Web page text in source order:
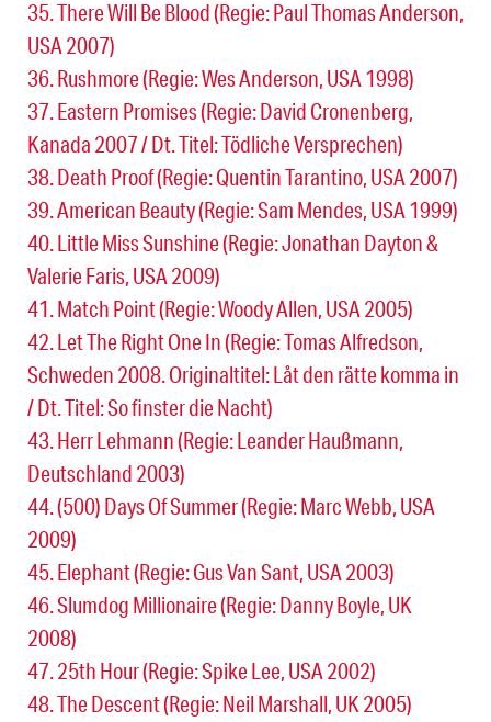
35. There Will Be Blood (Regie: Paul Thomas Anderson,
USA 2007)
36. Rushmore (Regie: Wes Anderson, USA 1998)
37. Eastern Promises (Regie: David Cronenberg,
Kanada 2007 / Dt. Titel: Tödliche Versprechen)
38. Death Proof (Regie: Quentin Tarantino, USA 2007)
39. American Beauty (Regie: Sam Mendes, USA 1999)
40. Little Miss Sunshine (Regie: Jonathan Dayton &
Valerie Faris, USA 2009)
41. Match Point (Regie: Woody Allen, USA 2005)
42. Let The Right One In (Regie: Tomas Alfredson,
Schweden 2008. Originaltitel: Låt den rätte komma in
/ Dt. Titel: So finster die Nacht)
43. Herr Lehmann (Regie: Leander Haußmann,
Deutschland 2003)
44. (500) Days Of Summer (Regie: Marc Webb, USA
2009)
45. Elephant (Regie: Gus Van Sant, USA 2003)
46. Slumdog Millionaire (Regie: Danny Boyle, UK
2008)
47. 25th Hour (Regie: Spike Lee, USA 2002)
48. The Descent (Regie: Neil Marshall, UK 2005)